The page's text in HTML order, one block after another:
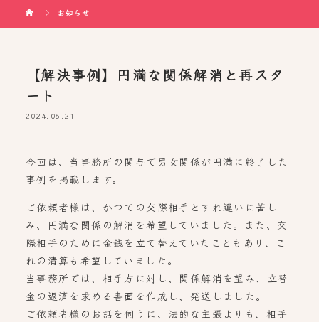
お知らせ
【解決事例】円満な関係解消と再スタ
ート
2024.06.21
今回は、当事務所の関与で男女関係が円満に終了した
事例を掲載します。
ご依頼者様は、かつての交際相手とすれ違いに苦し
み、円満な関係の解消を希望していました。また、交
際相手のために金銭を立て替えていたこともあり、こ
れの清算も希望していました。
当事務所では、相手方に対し、関係解消を望み、立替
金の返済を求める書面を作成し、発送しました。
ご依頼者様のお話を伺うに、法的な主張よりも、相手